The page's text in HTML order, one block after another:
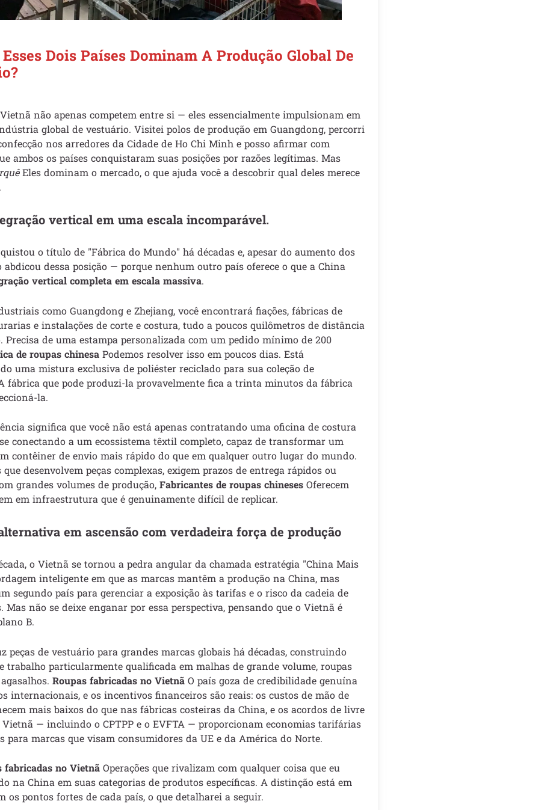
Dois Países Dominam A Produção Global De
não apenas competem entre si — eles essencialmente impulsionam em
global de vestuário. Visitei polos de produção em Guangdong, percorri
nos arredores da Cidade de Ho Chi Minh e posso afirmar com
ambos os países conquistaram suas posições por razões legítimas. Mas
Eles dominam o mercado, o que ajuda você a descobrir qual deles merece
vertical em uma escala incomparável.
o título de "Fábrica do Mundo" há décadas e, apesar do aumento dos
abdicou dessa posição — porque nenhum outro país oferece o que a China
vertical completa em escala massiva.
como Guangdong e Zhejiang, você encontrará fiações, fábricas de
e instalações de corte e costura, tudo a poucos quilômetros de distância
Precisa de uma estampa personalizada com um pedido mínimo de 200
de roupas chinesaPodemos resolver isso em poucos dias. Está
uma mistura exclusiva de poliéster reciclado para sua coleção de
fábrica que pode produzi-la provavelmente fica a trinta minutos da fábrica
la.
significa que você não está apenas contratando uma oficina de costura
conectando a um ecossistema têxtil completo, capaz de transformar um
contêiner de envio mais rápido do que em qualquer outro lugar do mundo.
que desenvolvem peças complexas, exigem prazos de entrega rápidos ou
grandes volumes de produção, Fabricantes de roupas chinesesOferecem
em infraestrutura que é genuinamente difícil de replicar.
em ascensão com verdadeira força de produção
o Vietnã se tornou a pedra angular da chamada estratégia "China Mais
inteligente em que as marcas mantêm a produção na China, mas
segundo país para gerenciar a exposição às tarifas e o risco da cadeia de
Mas não se deixe enganar por essa perspectiva, pensando que o Vietnã é
B.
peças de vestuário para grandes marcas globais há décadas, construindo
trabalho particularmente qualificada em malhas de grande volume, roupas
Roupas fabricadas no VietnãO país goza de credibilidade genuína
internacionais, e os incentivos financeiros são reais: os custos de mão de
mais baixos do que nas fábricas costeiras da China, e os acordos de livre
Vietnã — incluindo o CPTPP e o EVFTA — proporcionam economias tarifárias
para marcas que visam consumidores da UE e da América do Norte.
fabricadas no VietnãOperações que rivalizam com qualquer coisa que eu
na China em suas categorias de produtos específicas. A distinção está em
os pontos fortes de cada país, o que detalharei a seguir.